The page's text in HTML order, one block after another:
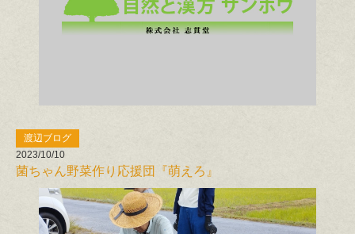
渡辺ブログ
2023/10/10
菌ちゃん野菜作り応援団『萌えろ』